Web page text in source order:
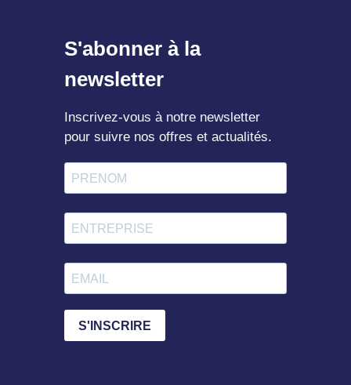
S'abonner à la
newsletter
Inscrivez-vous à notre newsletter
pour suivre nos offres et actualités.
S'INSCRIRE